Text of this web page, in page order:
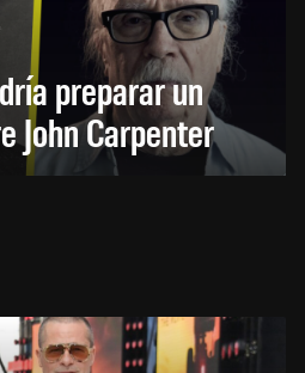
preparar un
John Carpenter